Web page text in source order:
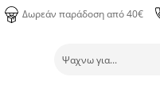
Δωρεάν παράδοση από 40€